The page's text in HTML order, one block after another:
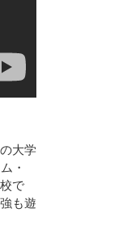
大学
・
で
も遊